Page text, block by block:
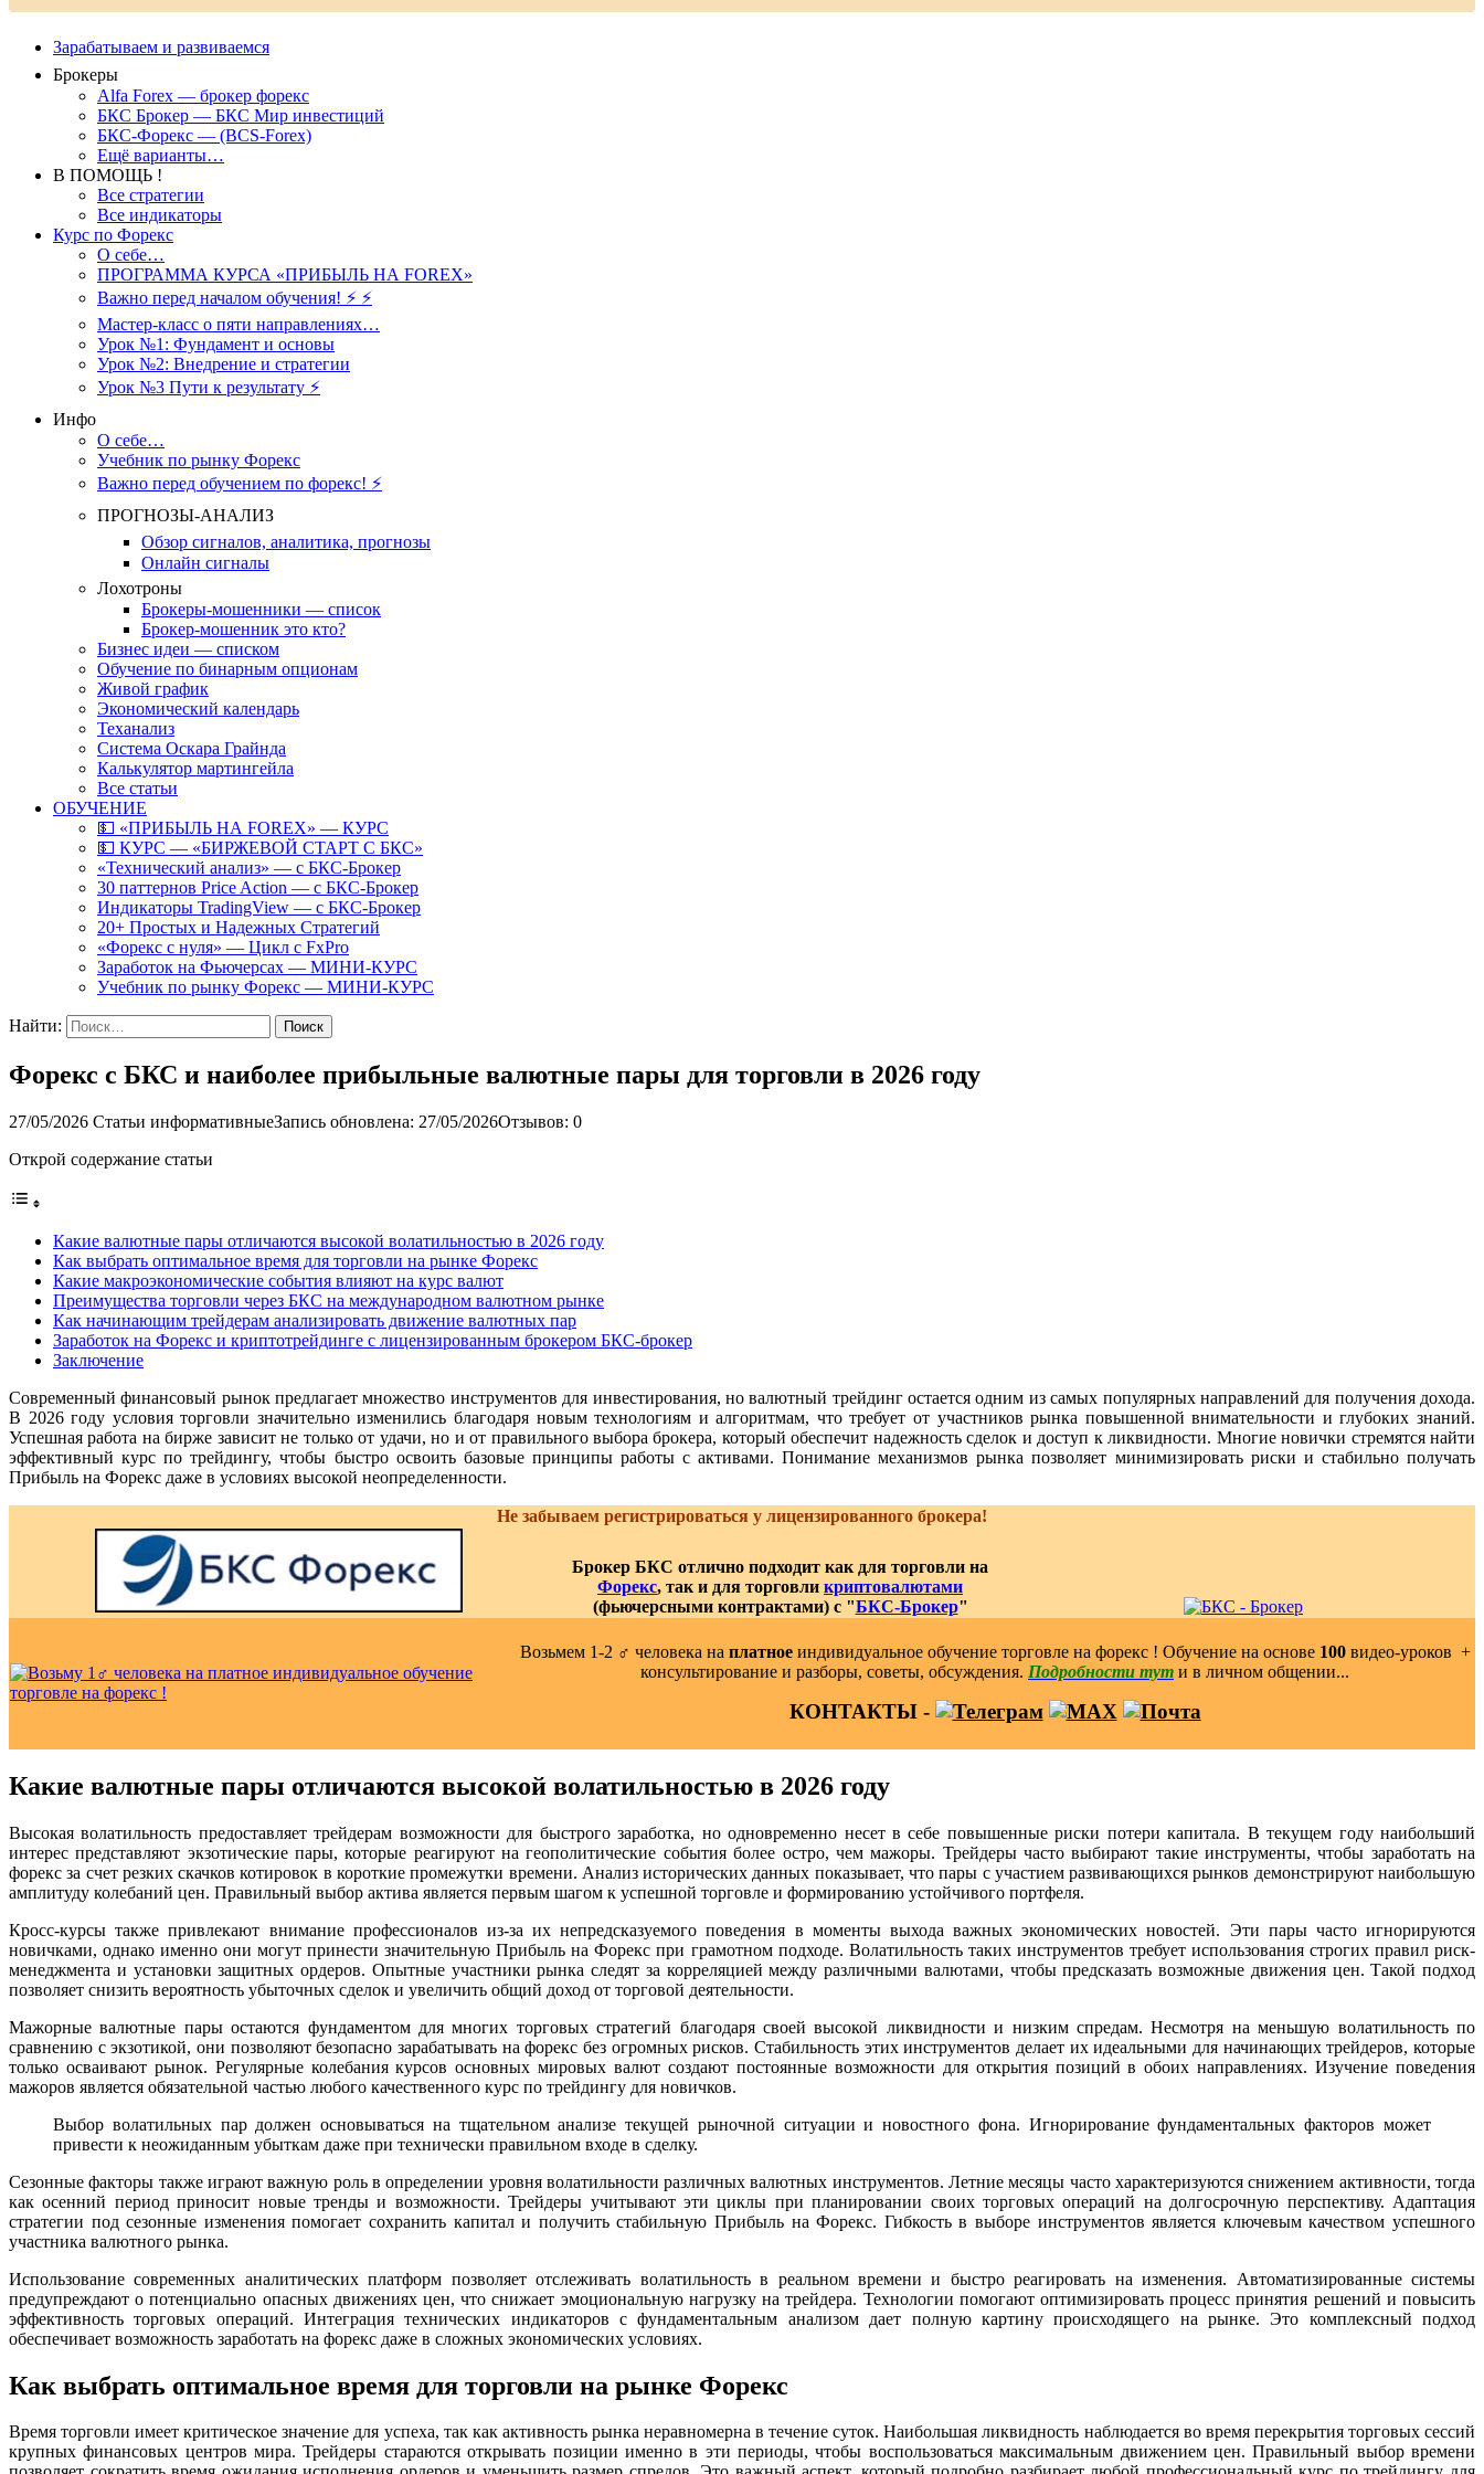
Зарабатываем и развиваемся
Брокеры
Alfa Forex — брокер форекс
БКС Брокер — БКС Мир инвестиций
БКС-Форекс — (BCS-Forex)
Ещё варианты…
В ПОМОЩЬ !
Все стратегии
Все индикаторы
Курс по Форекс
О себе…
ПРОГРАММА КУРСА «ПРИБЫЛЬ НА FOREX»
Важно перед началом обучения! ⚡ ⚡
Мастер-класс о пяти направлениях…
Урок №1: Фундамент и основы
Урок №2: Внедрение и стратегии
Урок №3 Пути к результату ⚡️
Инфо
О себе…
Учебник по рынку Форекс
Важно перед обучением по форекс! ⚡
ПРОГНОЗЫ-АНАЛИЗ
Обзор сигналов, аналитика, прогнозы
Онлайн сигналы
Лохотроны
Брокеры-мошенники — список
Брокер-мошенник это кто?
Бизнес идеи — списком
Обучение по бинарным опционам
Живой график
Экономический календарь
Теханализ
Система Оскара Грайнда
Калькулятор мартингейла
Все статьи
ОБУЧЕНИЕ
💵 «ПРИБЫЛЬ НА FOREX» — КУРС
💵 КУРС — «БИРЖЕВОЙ СТАРТ С БКС»
«Технический анализ» — с БКС-Брокер
30 паттернов Price Action — с БКС-Брокер
Индикаторы TradingView — с БКС-Брокер
20+ Простых и Надежных Стратегий
«Форекс с нуля» — Цикл с FxPro
Заработок на Фьючерсах — МИНИ-КУРС
Учебник по рынку Форекс — МИНИ-КУРС
Найти:
Форекс с БКС и наиболее прибыльные валютные пары для торговли в 2026 году
27/05/2026 Статьи информативныеЗапись обновлена: 27/05/2026Отзывов: 0
Открой содержание статьи
Какие валютные пары отличаются высокой волатильностью в 2026 году
Как выбрать оптимальное время для торговли на рынке Форекс
Какие макроэкономические события влияют на курс валют
Преимущества торговли через БКС на международном валютном рынке
Как начинающим трейдерам анализировать движение валютных пар
Заработок на Форекс и криптотрейдинге с лицензированным брокером БКС-брокер
Заключение
Современный финансовый рынок предлагает множество инструментов для инвестирования, но валютный трейдинг остается одним из самых популярных направлений для получения дохода.
В 2026 году условия торговли значительно изменились благодаря новым технологиям и алгоритмам, что требует от участников рынка повышенной внимательности и глубоких знаний.
Успешная работа на бирже зависит не только от удачи, но и от правильного выбора брокера, который обеспечит надежность сделок и доступ к ликвидности. Многие новички стремятся найти
эффективный курс по трейдингу, чтобы быстро освоить базовые принципы работы с активами. Понимание механизмов рынка позволяет минимизировать риски и стабильно получать
Прибыль на Форекс даже в условиях высокой неопределенности.
Не забываем регистрироваться у лицензированного брокера!
Брокер БКС отлично подходит как для торговли на
Форекс, так и для торговли криптовалютами
(фьючерсными контрактами) с "БКС-Брокер"
Возьмем 1-2 ‍♂️ человека на платноеиндивидуальное обучение торговле на форекс ! Обучение на основе 100видео-уроков ️ +
консультирование и разборы, советы, обсуждения. Подробности тут и в личном общении...
КОНТАКТЫ -
Какие валютные пары отличаются высокой волатильностью в 2026 году
Высокая волатильность предоставляет трейдерам возможности для быстрого заработка, но одновременно несет в себе повышенные риски потери капитала. В текущем году наибольший
интерес представляют экзотические пары, которые реагируют на геополитические события более остро, чем мажоры. Трейдеры часто выбирают такие инструменты, чтобы заработать на
форекс за счет резких скачков котировок в короткие промежутки времени. Анализ исторических данных показывает, что пары с участием развивающихся рынков демонстрируют наибольшую
амплитуду колебаний цен. Правильный выбор актива является первым шагом к успешной торговле и формированию устойчивого портфеля.
Кросс-курсы также привлекают внимание профессионалов из-за их непредсказуемого поведения в моменты выхода важных экономических новостей. Эти пары часто игнорируются
новичками, однако именно они могут принести значительную Прибыль на Форекс при грамотном подходе. Волатильность таких инструментов требует использования строгих правил риск-
менеджмента и установки защитных ордеров. Опытные участники рынка следят за корреляцией между различными валютами, чтобы предсказать возможные движения цен. Такой подход
позволяет снизить вероятность убыточных сделок и увеличить общий доход от торговой деятельности.
Мажорные валютные пары остаются фундаментом для многих торговых стратегий благодаря своей высокой ликвидности и низким спредам. Несмотря на меньшую волатильность по
сравнению с экзотикой, они позволяют безопасно зарабатывать на форекс без огромных рисков. Стабильность этих инструментов делает их идеальными для начинающих трейдеров, которые
только осваивают рынок. Регулярные колебания курсов основных мировых валют создают постоянные возможности для открытия позиций в обоих направлениях. Изучение поведения
мажоров является обязательной частью любого качественного курс по трейдингу для новичков.
Выбор волатильных пар должен основываться на тщательном анализе текущей рыночной ситуации и новостного фона. Игнорирование фундаментальных факторов может
привести к неожиданным убыткам даже при технически правильном входе в сделку.
Сезонные факторы также играют важную роль в определении уровня волатильности различных валютных инструментов. Летние месяцы часто характеризуются снижением активности, тогда
как осенний период приносит новые тренды и возможности. Трейдеры учитывают эти циклы при планировании своих торговых операций на долгосрочную перспективу. Адаптация
стратегии под сезонные изменения помогает сохранить капитал и получить стабильную Прибыль на Форекс. Гибкость в выборе инструментов является ключевым качеством успешного
участника валютного рынка.
Использование современных аналитических платформ позволяет отслеживать волатильность в реальном времени и быстро реагировать на изменения. Автоматизированные системы
предупреждают о потенциально опасных движениях цен, что снижает эмоциональную нагрузку на трейдера. Технологии помогают оптимизировать процесс принятия решений и повысить
эффективность торговых операций. Интеграция технических индикаторов с фундаментальным анализом дает полную картину происходящего на рынке. Это комплексный подход
обеспечивает возможность заработать на форекс даже в сложных экономических условиях.
Как выбрать оптимальное время для торговли на рынке Форекс
Время торговли имеет критическое значение для успеха, так как активность рынка неравномерна в течение суток. Наибольшая ликвидность наблюдается во время перекрытия торговых сессий
крупных финансовых центров мира. Трейдеры стараются открывать позиции именно в эти периоды, чтобы воспользоваться максимальным движением цен. Правильный выбор времени